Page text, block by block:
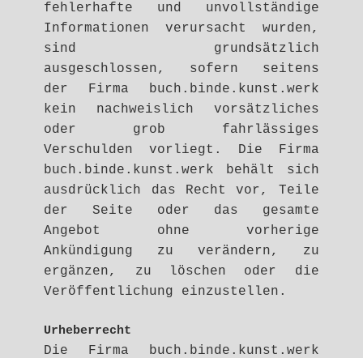
fehlerhafte und unvollständige
Informationen verursacht wurden,
sind grundsätzlich
ausgeschlossen, sofern seitens
der Firma buch.binde.kunst.werk
kein nachweislich vorsätzliches
oder grob fahrlässiges
Verschulden vorliegt. Die Firma
buch.binde.kunst.werk behält sich
ausdrücklich das Recht vor, Teile
der Seite oder das gesamte
Angebot ohne vorherige
Ankündigung zu verändern, zu
ergänzen, zu löschen oder die
Veröffentlichung einzustellen.
Urheberrecht
Die Firma buch.binde.kunst.werk